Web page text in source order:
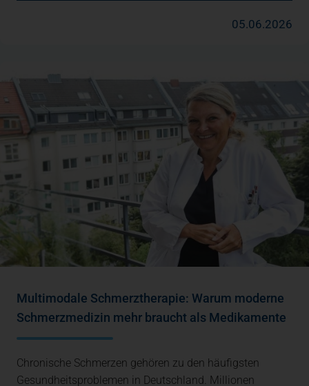
05.06.2026
Multimodale Schmerztherapie: Warum moderne
Schmerzmedizin mehr braucht als Medikamente
Chronische Schmerzen gehören zu den häufigsten
Gesundheitsproblemen in Deutschland. Millionen